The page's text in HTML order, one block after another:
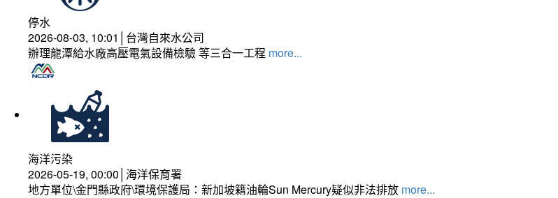
停水
2026-08-03, 10:01│台灣自來水公司
辦理龍潭給水廠高壓電氣設備檢驗 等三合一工程 more...
海洋污染
2026-05-19, 00:00│海洋保育署
地方單位\金門縣政府\環境保護局：新加坡籍油輪Sun Mercury疑似非法排放 more...